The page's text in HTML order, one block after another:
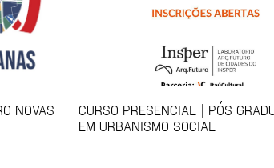
NOVAS
CURSO PRESENCIAL | PÓS
EM URBANISMO SOCIAL